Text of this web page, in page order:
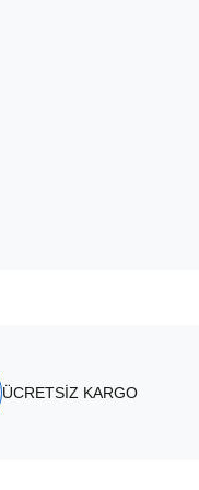
ÜCRETSİZ KARGO